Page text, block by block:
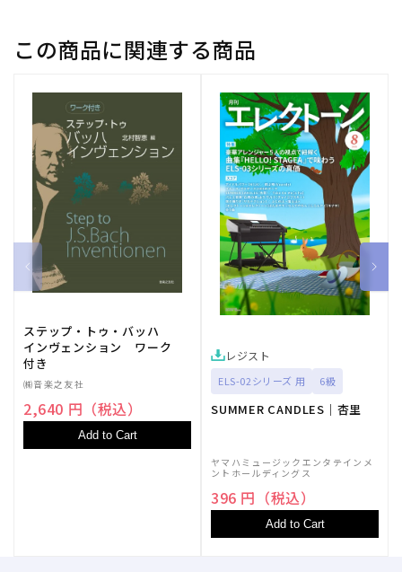
この商品に関連する商品
ステップ・トゥ・バッハ
インヴェンション ワーク
付き
㈱音楽之友社
2,640 円（税込）
Add to Cart
レジスト
ELS-02シリーズ 用 6級
SUMMER CANDLES｜杏里
ヤマハミュージックエンタテインメ
ントホールディングス
396 円（税込）
Add to Cart